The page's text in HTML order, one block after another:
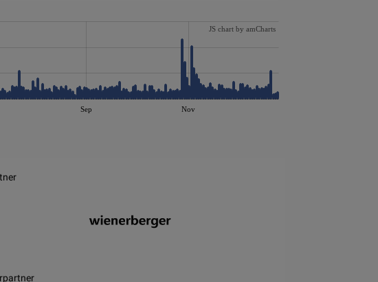
Sep Nov
JS chart by amCharts